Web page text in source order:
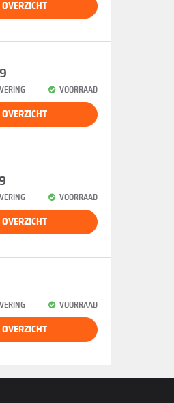
OVERZICHT
VOORRAAD
OVERZICHT
VOORRAAD
OVERZICHT
VOORRAAD
OVERZICHT